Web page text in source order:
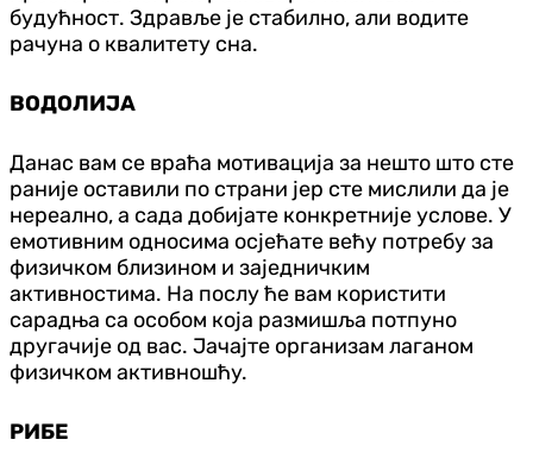
будућност. Здравље је стабилно, али водите
рачуна о квалитету сна.
ВОДОЛИЈА
Данас вам се враћа мотивација за нешто што сте
раније оставили по страни јер сте мислили да је
нереално, а сада добијате конкретније услове. У
емотивним односима осјећате већу потребу за
физичком близином и заједничким
активностима. На послу ће вам користити
сарадња са особом која размишља потпуно
другачије од вас. Јачајте организам лаганом
физичком активношћу.
РИБЕ